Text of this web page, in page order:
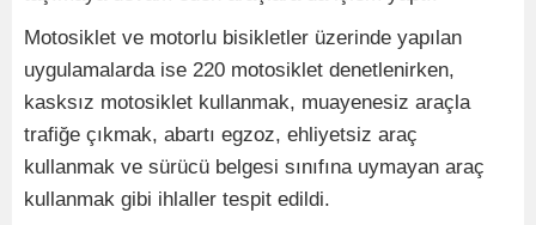
Motosiklet ve motorlu bisikletler üzerinde yapılan
uygulamalarda ise 220 motosiklet denetlenirken,
kasksız motosiklet kullanmak, muayenesiz araçla
trafiğe çıkmak, abartı egzoz, ehliyetsiz araç
kullanmak ve sürücü belgesi sınıfına uymayan araç
kullanmak gibi ihlaller tespit edildi.